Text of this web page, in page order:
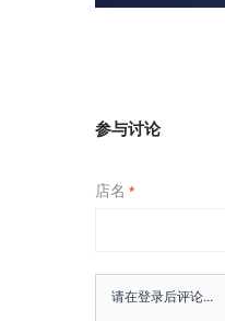
参与讨论
店名 *